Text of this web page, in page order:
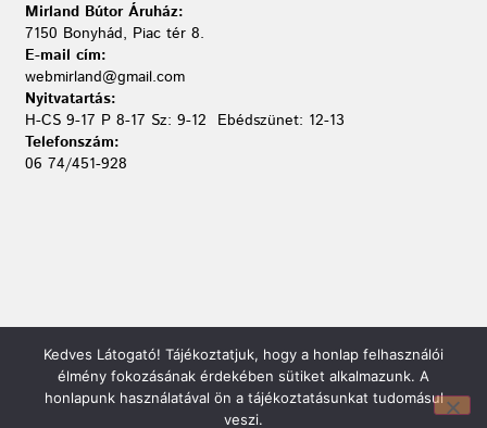
Mirland Bútor Áruház:
7150 Bonyhád, Piac tér 8.
E-mail cím:
webmirland@gmail.com
Nyitvatartás:
H-CS 9-17 P 8-17 Sz: 9-12 Ebédszünet: 12-13
Telefonszám:
06 74/451-928
Kedves Látogató! Tájékoztatjuk, hogy a honlap felhasználói
élmény fokozásának érdekében sütiket alkalmazunk. A
honlapunk használatával ön a tájékoztatásunkat tudomásul
veszi.